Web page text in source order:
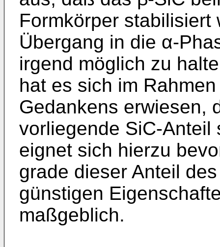
Formkörper stabilisiert
Übergang in die α-
irgend möglich zu
hat es sich im
Gedankens erwiesen,
vorliegende SiC-Anteil
eignet sich hierzu
grade dieser Anteil
günstigen
maßgeblich.